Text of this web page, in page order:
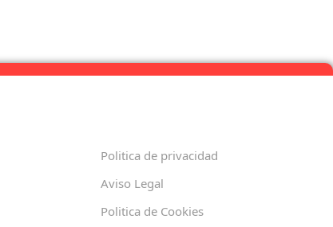
Politica de privacidad
Aviso Legal
Politica de Cookies